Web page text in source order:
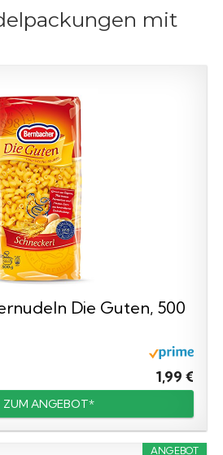
mit
Die Guten, 500
1,99 €
ZUM ANGEBOT*
ANGEBOT